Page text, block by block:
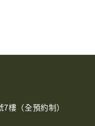
樓（全預約制）